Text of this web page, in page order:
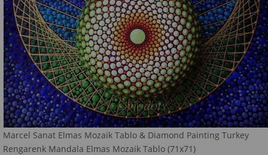
Marcel Sanat Elmas Mozaik Tablo & Diamond Painting Turkey
Rengarenk Mandala Elmas Mozaik Tablo (71x71)